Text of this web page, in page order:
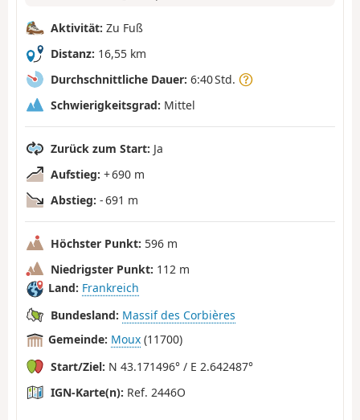
Aktivität: Zu Fuß
Distanz: 16,55 km
Durchschnittliche Dauer: 6:40 Std.
Schwierigkeitsgrad: Mittel
Zurück zum Start: Ja
Aufstieg: + 690 m
Abstieg: - 691 m
Höchster Punkt: 596 m
Niedrigster Punkt: 112 m
Land: Frankreich
Bundesland: Massif des Corbières
Gemeinde: Moux (11700)
Start/Ziel: N 43.171496° / E 2.642487°
IGN-Karte(n): Ref. 2446O